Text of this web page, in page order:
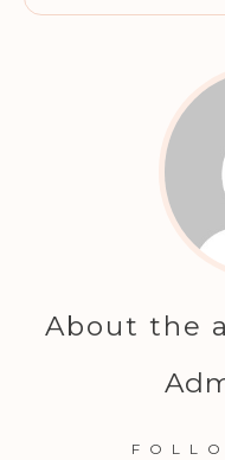
About the